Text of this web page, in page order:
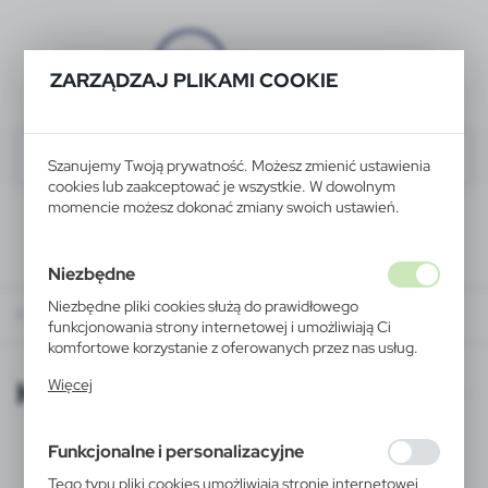
ZARZĄDZAJ PLIKAMI COOKIE
Szanujemy Twoją prywatność. Możesz zmienić ustawienia
cookies lub zaakceptować je wszystkie. W dowolnym
momencie możesz dokonać zmiany swoich ustawień.
Niezbędne
Niezbędne pliki cookies służą do prawidłowego
funkcjonowania strony internetowej i umożliwiają Ci
komfortowe korzystanie z oferowanych przez nas usług.
działania w celu m.in. dostosowania Twoich ustawień
korzystasz, może działać bez zakłóceń.
Więcej
Funkcjonalne i personalizacyjne
Tego typu pliki cookies umożliwiają stronie internetowej
KATALOGI ONLINE
KATALOGI ONLINE